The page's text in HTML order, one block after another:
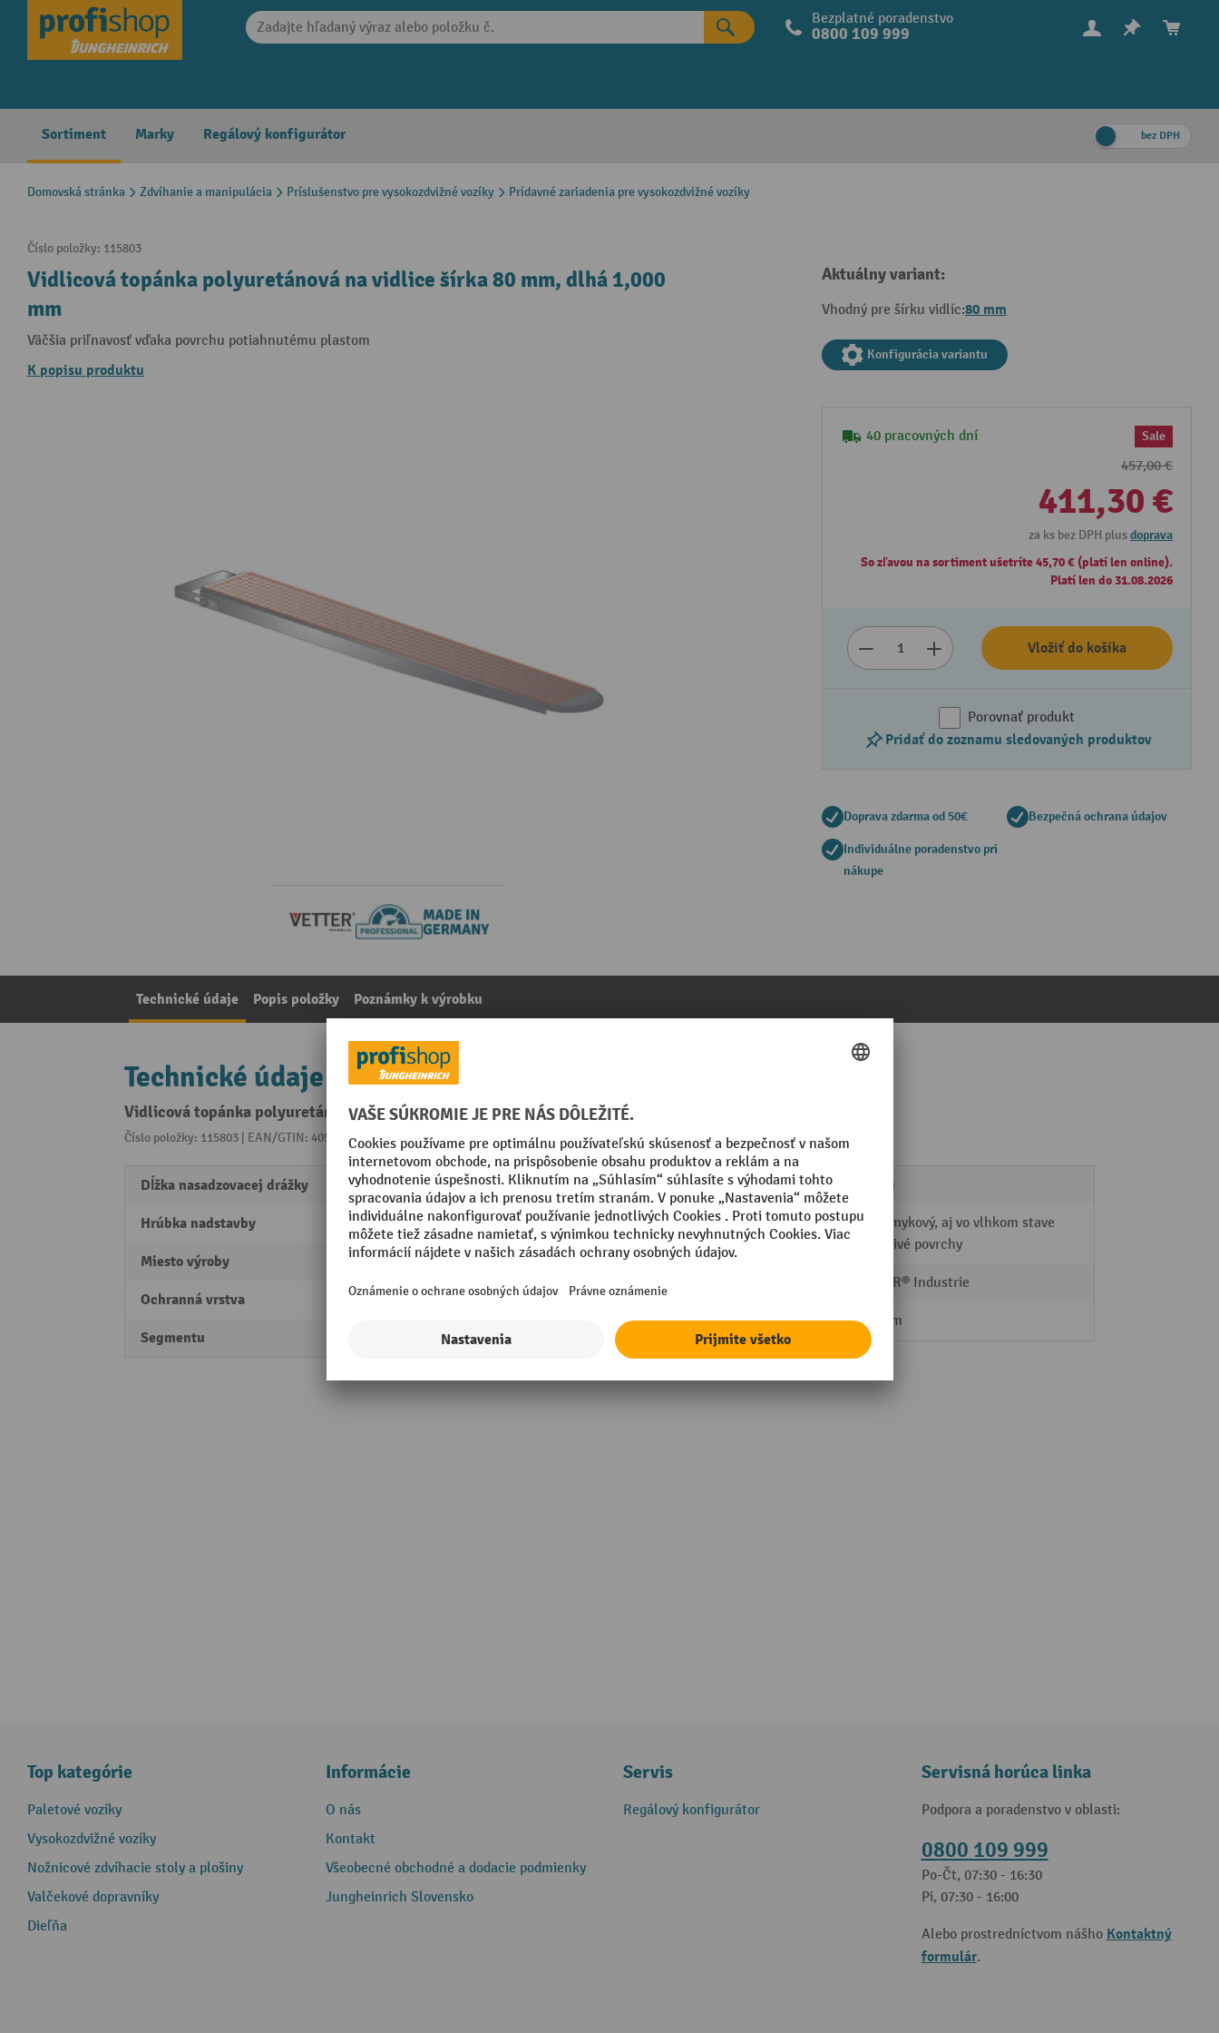
Skip to main navigation Bezplatné poradenstvo
0800 109 999
Sortiment Marky Regálový konfigurátor bez DPH
Domovská stránka Zdvíhanie a manipulácia Príslušenstvo pre vysokozdvižné vozíky Prídavné zariadenia pre vysokozdvižné vozíky
Číslo položky: 115803
Vidlicová topánka polyuretánová na vidlice šírka 80 mm, dlhá 1,000
mm
Väčšia priľnavosť vďaka povrchu potiahnutému plastom
K popisu produktu
Aktuálny variant:
Vhodný pre šírku vidlíc:80 mm
Konfigurácia variantu
40 pracovných dní Sale
457,00 €
411,30 €
za ks bez DPH plusdoprava
So zľavou na sortiment ušetríte 45,70 € (platí len online).
Platí len do 31.08.2026
Vložiť do košíka
Porovnať produkt
Pridať do zoznamu sledovaných produktov
Doprava zdarma od 50€ Bezpečná ochrana údajov
Individuálne poradenstvo pri
nákupe
Technické údaje Popis položky Poznámky k výrobku
Technické údaje
Vidlicová topánka polyuretánová na vidlice šírka 80 mm, dlhá 1,000 mm
Číslo položky: 115803 | EAN/GTIN: 4055531000070Z kategórie:Prídavné zariadenia pre vysokozdvižné vozíky
Dĺžka nasadzovacej drážky 1000 mm
Hrúbka nadstavby 10 mm
Miesto výroby Made in Germany
Ochranná vrstva Polyuretán
Segmentu Professional
Vhodný pre šírku vidlíc 80 mm
Vlastnosti
Protišmykový, aj vo vlhkom stave
na citlivé povrchy
Značka VETTER® Industrie
Šírka nasadzovacej drážky 100 mm
Top kategórie
Paletové vozíky
Vysokozdvižné vozíky
Nožnicové zdvíhacie stoly a plošiny
Valčekové dopravníky
Dieľňa
Informácie
O nás
Kontakt
Všeobecné obchodné a dodacie podmienky
Jungheinrich Slovensko
Servis
Regálový konfigurátor
Servisná horúca linka
Podpora a poradenstvo v oblasti:
0800 109 999
Po-Čt, 07:30 - 16:30
Pi, 07:30 - 16:00
Alebo prostredníctvom nášho Kontaktný
formulár.